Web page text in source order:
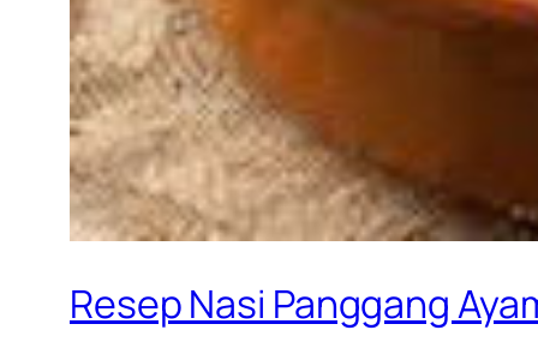
Resep Nasi Panggang